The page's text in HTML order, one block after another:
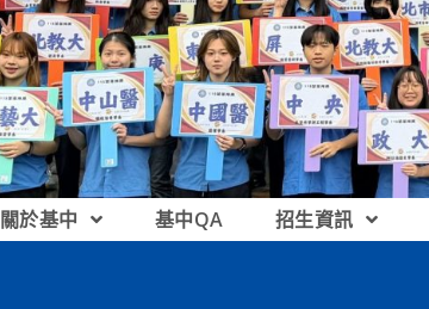
關於基中 基中QA 招生資訊